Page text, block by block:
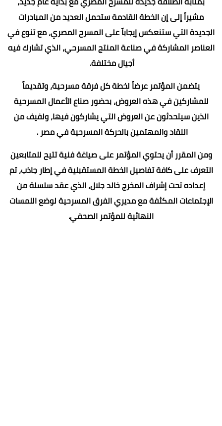
مشيراً إلى إن الخطة القادمة ستحمل العديد من المبادرات
الجديدة التي ستنعكس إيجاباً على المسرح المصري، مع تنوع في
العناصر المشاركة في صناعة المنتج المسرحي، الذي تشارك فيه
أجيال مختلفة.
يتضمن المؤتمر عرضاً لخطة كل فرقة مسرحية، وتقديماً
للمشاركين في هذه العروض، بحضور صناع الأعمال المسرحية
الذين سيتحدثون عن العروض التي يشاركون فيها، ولفيف من
النقاد والمهتمين بالحركة المسرحية في مصر .
ومن المقرر أن يحتوي المؤتمر على صياغة فنية تتيح للمتابعين
التعرف على كافة تفاصيل الخطة المستقبلية في إطار جاذب، تم
إعداده تحت إشراف المخرج خالد جلال، الذي عقد سلسلة من
الإجتماعات المكثفة مع مديري الفرق المسرحية لوضع اللمسات
النهائية للمؤتمر الصحفي.